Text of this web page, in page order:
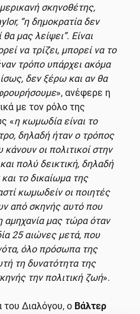
σκηνοθέτης,
“η δημοκρατία δεν
μας λείψει”. Είναι
να τρίζει, μπορεί να το
τρόπο υπάρχει ακόμα
δεν ξέρω και αν θα
», ανέφερε η
με τον ρόλο της
«η κωμωδία είναι το
δηλαδή ήταν ο τρόπος
οι πολιτικοί στην
πολύ δεικτική, δηλαδή
το δικαίωμα της
κωμωδείν οι ποιητές
από σκηνής αυτό που
αμηχανία μας τώρα όταν
25 αιώνες μετά, που
όλο πρόσωπα της
τη δυνατότητα της
την πολιτική ζωή».
του Διαλόγου, ο Βάλτερ